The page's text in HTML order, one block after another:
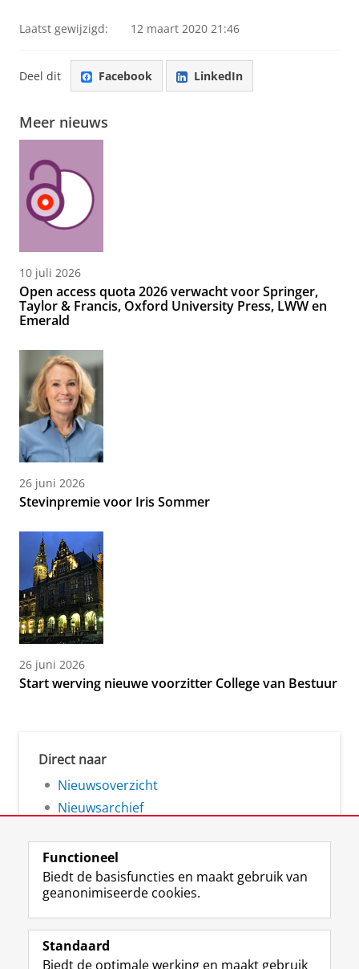
Laatst gewijzigd: 12 maart 2020 21:46
Deel dit Facebook LinkedIn
Meer nieuws
10 juli 2026
Open access quota 2026 verwacht voor Springer,
Taylor & Francis, Oxford University Press, LWW en
Emerald
26 juni 2026
Stevinpremie voor Iris Sommer
26 juni 2026
Start werving nieuwe voorzitter College van Bestuur
Direct naar
Nieuwsoverzicht
Nieuwsarchief
Volg de RUG
F
a
L
i
R
S
I
n
Y
o
Functioneel
Biedt de basisfuncties en maakt gebruik van
geanonimiseerde cookies.
Standaard
Biedt de optimale werking en maakt gebruik